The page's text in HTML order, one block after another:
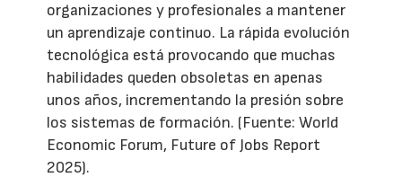
organizaciones y profesionales a mantener
un aprendizaje continuo. La rápida evolución
tecnológica está provocando que muchas
habilidades queden obsoletas en apenas
unos años, incrementando la presión sobre
los sistemas de formación. (Fuente: World
Economic Forum, Future of Jobs Report
2025).